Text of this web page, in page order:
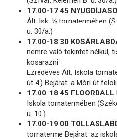
17.00-17.45
Ált. Isk. ½ tornatermében
u. 30/a.)
17.00-18.30
nemre való tekintet nélkül,
kosarazni!
Ezredéves Ált. Iskola
út 4.) Bejárat: a Móri út
17.00-18.45 FLOORBALL
Iskola tornatermében
u. 10.)
17.00-19.00
tornaterme Bejárat: az